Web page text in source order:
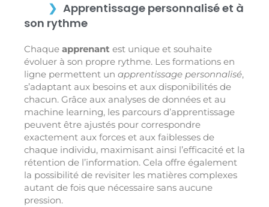
Apprentissage personnalisé et à
son rythme
Chaque apprenant est unique et souhaite
évoluer à son propre rythme. Les formations en
ligne permettent un apprentissage personnalisé,
s’adaptant aux besoins et aux disponibilités de
chacun. Grâce aux analyses de données et au
machine learning, les parcours d’apprentissage
peuvent être ajustés pour correspondre
exactement aux forces et aux faiblesses de
chaque individu, maximisant ainsi l’efficacité et la
rétention de l’information. Cela offre également
la possibilité de revisiter les matières complexes
autant de fois que nécessaire sans aucune
pression.